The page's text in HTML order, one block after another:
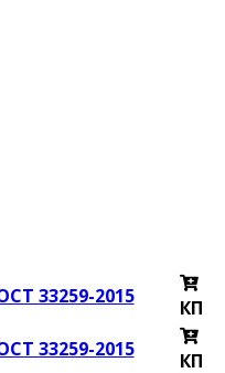
33259-2015
КП
33259-2015
КП